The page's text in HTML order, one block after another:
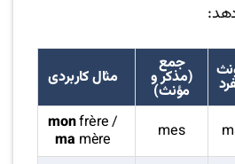
جمع
(مذکر و
مؤنث)
مثال کاربردی
mes
monfrère /
ma mère